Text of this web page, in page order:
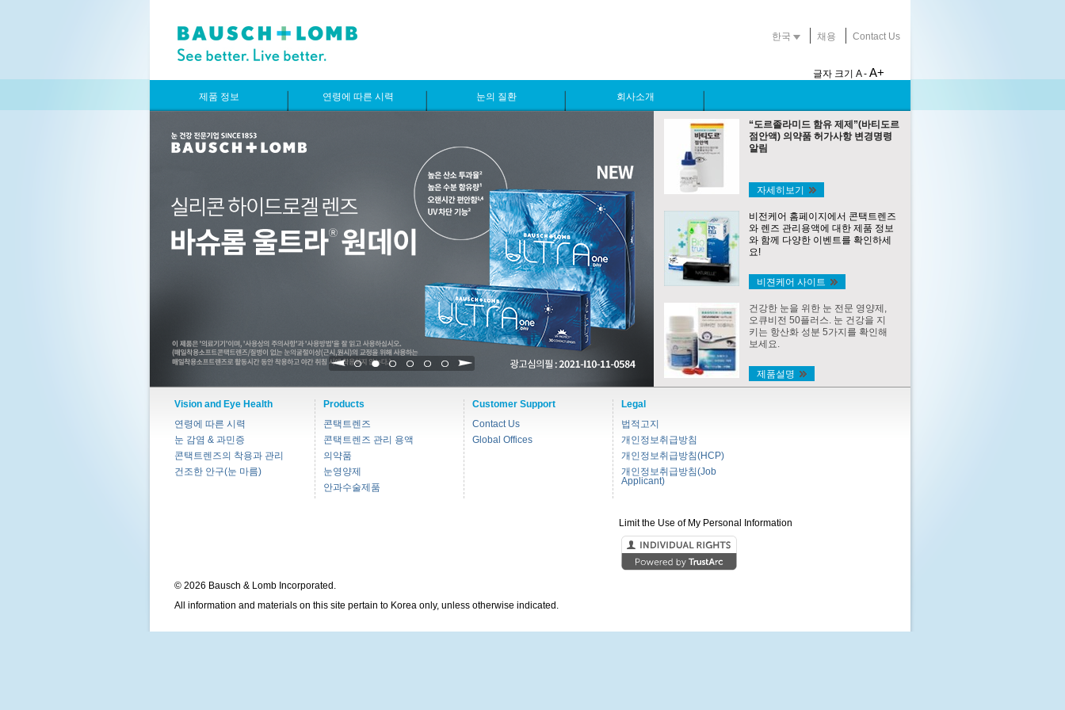
한국 채용 Contact Us
글자 크기 A - A+
제품 정보 연령에 따른 시력 눈의 질환 회사소개
1 2 3 4 5 6
“도르졸라미드 함유 제제”(바티도르
점안액) 의약품 허가사항 변경명령
알림
자세히보기
비전케어 홈페이지에서 콘택트렌즈
와 렌즈 관리용액에 대한 제품 정보
와 함께 다양한 이벤트를 확인하세
요!
비젼케어 사이트
건강한 눈을 위한 눈 전문 영양제,
오큐비전 50플러스. 눈 건강을 지
키는 항산화 성분 5가지를 확인해
보세요.
제품설명
Vision and Eye Health
연령에 따른 시력
눈 감염 & 과민증
콘택트렌즈의 착용과 관리
건조한 안구(눈 마름)
Products
콘택트렌즈
콘택트렌즈 관리 용액
의약품
눈영양제
안과수술제품
Customer Support
Contact Us
Global Offices
Legal
법적고지
개인정보취급방침
개인정보취급방침(HCP)
개인정보취급방침(Job
Applicant)
Limit the Use of My Personal Information
© 2026 Bausch & Lomb Incorporated.
All information and materials on this site pertain to Korea only, unless otherwise indicated.